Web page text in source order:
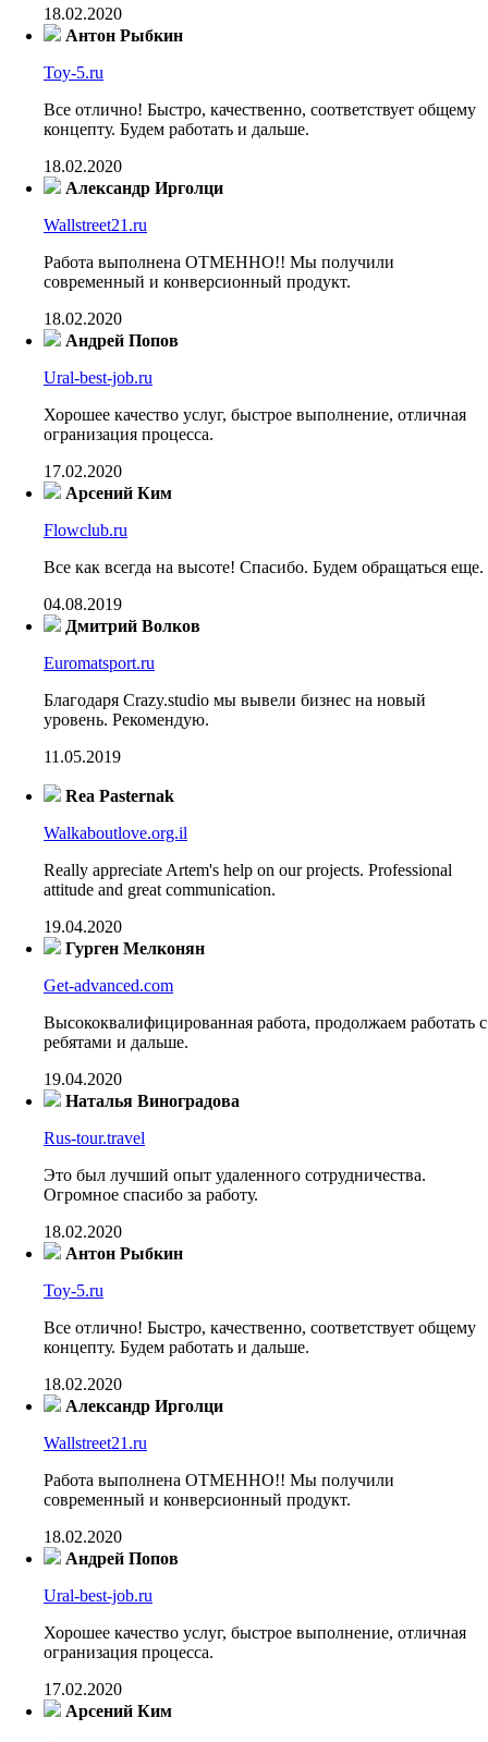
18.02.2020
Антон Рыбкин
Toy-5.ru
Все отлично! Быстро, качественно, соответствует общему
концепту. Будем работать и дальше.
18.02.2020
Александр Ирголци
Wallstreet21.ru
Работа выполнена ОТМЕННО!! Мы получили
современный и конверсионный продукт.
18.02.2020
Андрей Попов
Ural-best-job.ru
Хорошее качество услуг, быстрое выполнение, отличная
огранизация процесса.
17.02.2020
Арсений Ким
Flowclub.ru
Все как всегда на высоте! Спасибо. Будем обращаться еще.
04.08.2019
Дмитрий Волков
Euromatsport.ru
Благодаря Crazy.studio мы вывели бизнес на новый
уровень. Рекомендую.
11.05.2019
Rea Pasternak
Walkaboutlove.org.il
Really appreciate Artem's help on our projects. Professional
attitude and great communication.
19.04.2020
Гурген Мелконян
Get-advanced.com
Высококвалифицированная работа, продолжаем работать с
ребятами и дальше.
19.04.2020
Наталья Виноградова
Rus-tour.travel
Это был лучший опыт удаленного сотрудничества.
Огромное спасибо за работу.
18.02.2020
Антон Рыбкин
Toy-5.ru
Все отлично! Быстро, качественно, соответствует общему
концепту. Будем работать и дальше.
18.02.2020
Александр Ирголци
Wallstreet21.ru
Работа выполнена ОТМЕННО!! Мы получили
современный и конверсионный продукт.
18.02.2020
Андрей Попов
Ural-best-job.ru
Хорошее качество услуг, быстрое выполнение, отличная
огранизация процесса.
17.02.2020
Арсений Ким